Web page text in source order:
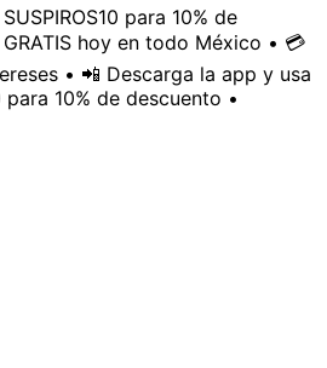
para 10% de
hoy en todo México • 💳
• 📲 Descarga la app y usa
para 10% de descuento •